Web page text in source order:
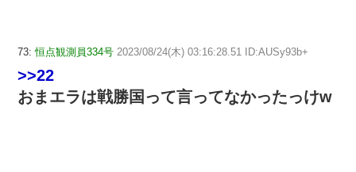
73:恒点観測員334号 2023/08/24(木) 03:16:28.51 ID:AUSy93b+
>>22
おまエラは戦勝国って言ってなかったっけw